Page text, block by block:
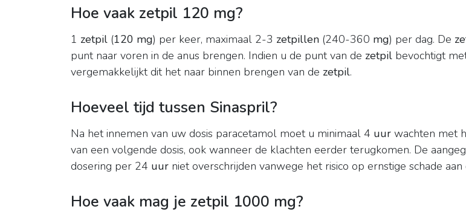
Hoe vaak zetpil 120 mg?
1 zetpil (120 mg) per keer, maximaal 2-3 zetpillen (240-360 mg) per dag. De
punt naar voren in de anus brengen. Indien u de punt van de zetpil bevochtigt
vergemakkelijkt dit het naar binnen brengen van de zetpil.
Hoeveel tijd tussen Sinaspril?
Na het innemen van uw dosis paracetamol moet u minimaal 4 uur wachten met
van een volgende dosis, ook wanneer de klachten eerder terugkomen. De
dosering per 24 uur niet overschrijden vanwege het risico op ernstige schade
Hoe vaak mag je zetpil 1000 mg?